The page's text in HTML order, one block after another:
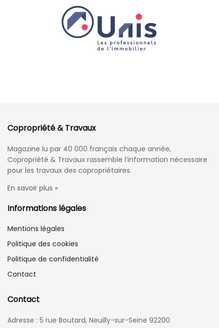
Copropriété & Travaux
Magazine lu par 40 000 français chaque année,
Copropriété & Travaux rassemble l’information nécessaire
pour les travaux des copropriétaires.
En savoir plus »
Informations légales
Mentions légales
Politique des cookies
Politique de confidentialité
Contact
Contact
Adresse : 5 rue Boutard, Neuilly-sur-Seine 92200